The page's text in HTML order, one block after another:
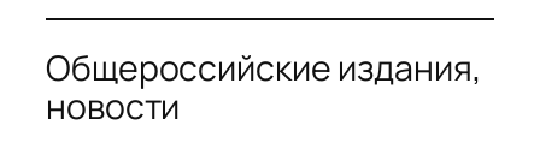
Общероссийские издания,
новости